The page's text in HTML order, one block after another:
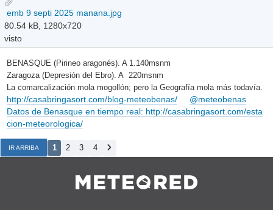
emb 9 septi 2025 manana.jpg
80.54 kB, 1280x720
visto
BENASQUE (Pirineo aragonés). A 1.140msnm
Zaragoza (Depresión del Ebro). A 220msnm
La comarcalización mola mogollón; pero la Geografía mola más todavía.
http://casabringasort.com/blog-meteobenas/
@meteobenas
Datos de Benasque en tiempo real: http://casabringasort.com/esta
cion-meteorologica/
IR ARRIBA 1 2 3 4